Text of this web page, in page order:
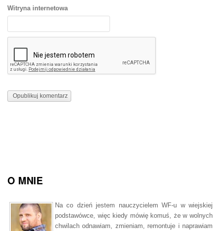
Witryna internetowa
O MNIE
Na co dzień jestem nauczycielem WF-u w wiejskiej
podstawówce, więc kiedy mówię komuś, że w wolnych
chwilach odnawiam, zmieniam, remontuje i naprawiam